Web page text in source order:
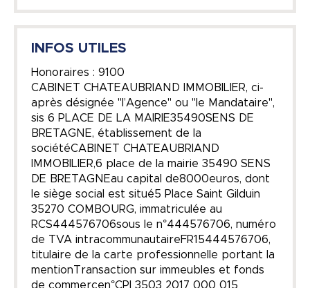
INFOS UTILES
Honoraires : 9100
CABINET CHATEAUBRIAND IMMOBILIER, ci-
après désignée "l’Agence" ou "le Mandataire",
sis 6 PLACE DE LA MAIRIE35490SENS DE
BRETAGNE, établissement de la
sociétéCABINET CHATEAUBRIAND
IMMOBILIER,6 place de la mairie 35490 SENS
DE BRETAGNEau capital de8000euros, dont
le siège social est situé5 Place Saint Gilduin
35270 COMBOURG, immatriculée au
RCS444576706sous le n°444576706, numéro
de TVA intracommunautaireFR15444576706,
titulaire de la carte professionnelle portant la
mentionTransaction sur immeubles et fonds
de commercen°CPI 3503 2017 000 015